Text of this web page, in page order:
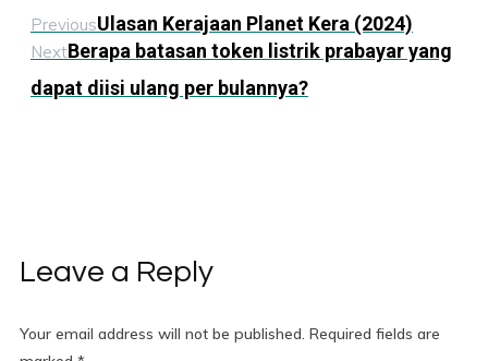
PreviousUlasan Kerajaan Planet Kera (2024)
NextBerapa batasan token listrik prabayar yang
dapat diisi ulang per bulannya?
Leave a Reply
Your email address will not be published. Required fields are